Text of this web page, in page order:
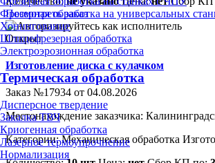
Фрезерная обработка на универсальных
Хонингование
Шлицефрезерная обработка
Электроэрозионная обработка
Термическая обработка
Дисперсное твердение
Закалка ТВЧ
Криогенная обработка
Лазерное термоупрочнение
Нормализация
Посмотреть заказ
Открыт
Изготовление диска с кулачком
Заказ №17934 от 04.08.2026
Местонахождение заказчика:
Категории:Механическая обработка